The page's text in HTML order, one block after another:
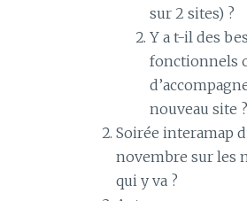
sur 2 sites) ?
Y a t-il des
fonctionnels
nouveau site ?
Soirée interamap
novembre sur les
qui y va ?